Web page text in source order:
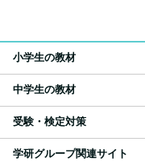
小学生の教材
中学生の教材
受験・検定対策
学研グループ関連サイト